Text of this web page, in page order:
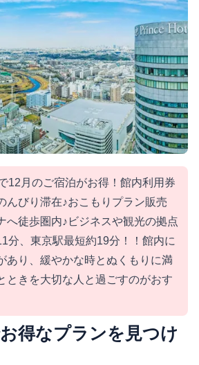
12月のご宿泊がお得！館内利用券
んびり滞在♪おこもりプラン販売
へ徒歩圏内♪ビジネスや観光の拠点
分、東京駅最短約19分！！館内に
あり、緩やかな時とぬくもりに満
ときを大切な人と過ごすのがおす
得なプランを見つけ